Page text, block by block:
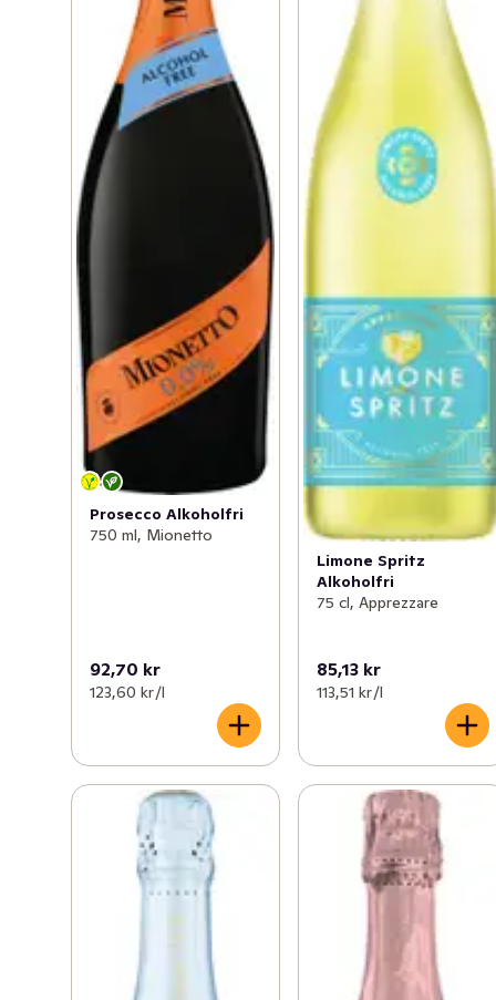
Prosecco Alkoholfri
750 ml, Mionetto
92,70 kr
123,60 kr /l
Limone Spritz
Alkoholfri
75 cl, Apprezzare
85,13 kr
113,51 kr /l